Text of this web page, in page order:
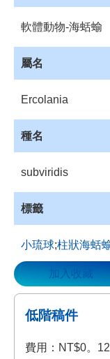
理
源
收
藏
登
入
軟體動物-海蛞蝓
屬名
Ercolania
種名
subviridis
標籤
小琉球;柱狀海蛞
加入收藏
低階稿件
費用：NT$0。